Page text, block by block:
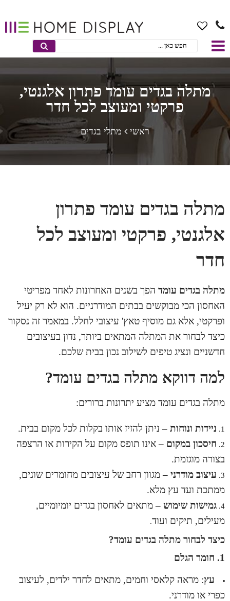
מתלה בגדים עומד פתרון אלגנטי,
פרקטי ומעוצב לכל חדר
ראשי מתלי בגדים
מתלה בגדים עומד פתרון
אלגנטי, פרקטי ומעוצב לכל
חדר
מתלה בגדים עומד הפך בשנים האחרונות לאחד מפריטי
האחסון הכי מבוקשים בבתים המודרניים. הוא לא רק יעיל
ופרקטי, אלא גם מוסיף טאץ' עיצובי לחלל. במאמר זה נסקור
כיצד לבחור את המתלה המתאים ביותר, נדון בעיצובים
חדשניים ונציג טיפים לשילוב נכון בבית שלכם.
למה דווקא מתלה בגדים עומד?
מתלה בגדים עומד מציע יתרונות ברורים:
ניידות ונוחות – ניתן להזיז אותו בקלות לכל מקום בבית.
חיסכון במקום – אינו תופס מקום על הקירות או הרצפה
בצורה מוגזמת.
עיצוב מודרני – מגוון רחב של עיצובים מחומרים שונים,
ממתכת ועד עץ מלא.
גמישות שימוש – מתאים לאחסון בגדים יומיומיים,
מעילים, תיקים ועוד.
כיצד לבחור מתלה בגדים עומד?
1. חומר הגלם
עץ: מראה קלאסי וחמים, מתאים לחדר ילדים, לעיצוב
כפרי או מודרני.